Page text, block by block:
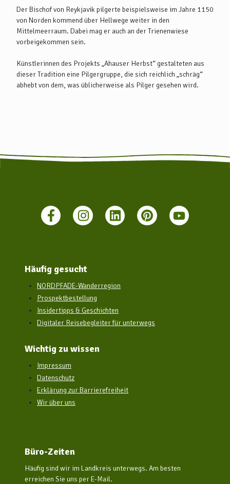
Haltestelle Ahausen Ortsmitte oder Ahausen im Dreieck ein.
Der Bischof von Reykjavik pilgerte beispielsweise im Jahre 1150
von Norden kommend über Hellwege weiter in den
Mittelmeerraum. Dabei mag er auch an der Trienenwiese
vorbeigekommen sein.
Künstlerinnen des Projekts „Ahauser Herbst“ gestalteten aus
dieser Tradition eine Pilgergruppe, die sich reichlich „schräg“
abhebt von dem, was üblicherweise als Pilger gesehen wird.
Häufig gesucht
NORDPFADE-Wanderregion
Prospektbestellung
Insidertipps & Geschichten
Digitaler Reisebegleiter für unterwegs
Wichtig zu wissen
Impressum
Datenschutz
Erklärung zur Barrierefreiheit
Wir über uns
Büro-Zeiten
Häufig sind wir im Landkreis unterwegs. Am besten
erreichen Sie uns per E-Mail.